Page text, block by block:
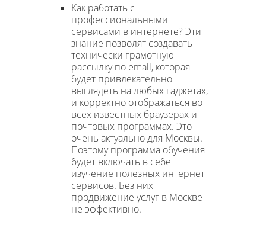
Как работать с
профессиональными
сервисами в интернете? Эти
знание позволят создавать
технически грамотную
рассылку по email, которая
будет привлекательно
выглядеть на любых гаджетах,
и корректно отображаться во
всех известных браузерах и
почтовых программах. Это
очень актуально для Москвы.
Поэтому программа обучения
будет включать в себе
изучение полезных интернет
сервисов. Без них
продвижение услуг в Москве
не эффективно.